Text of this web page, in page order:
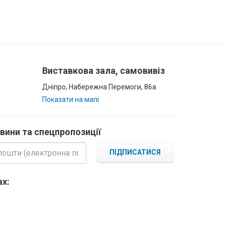
Виставкова зала, самовивіз
Дніпро, Набережна Перемоги, 86а
Показати на мапі
та спецпропозиції
ПІДПИСАТИСЯ